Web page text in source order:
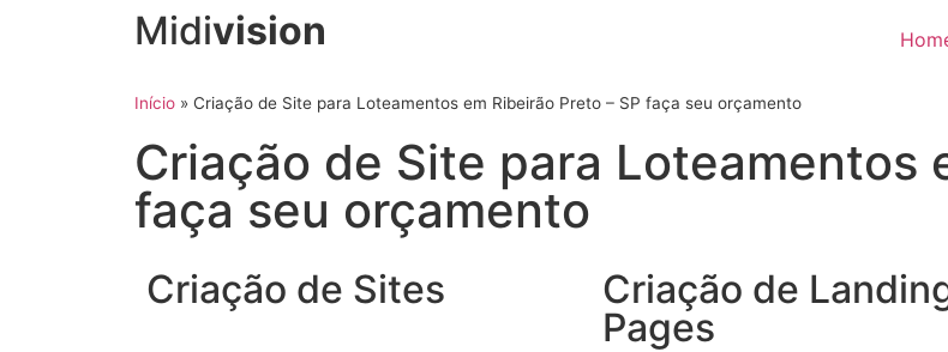
Midivision
Início » Criação de Site para Loteamentos em Ribeirão Preto – SP faça seu orçamento
Criação de Site para Loteamentos
faça seu orçamento
Criação de Sites
Criação de
Pages